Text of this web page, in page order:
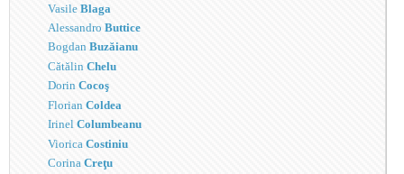
VasileBlaga
AlessandroButtice
BogdanBuzăianu
CătălinChelu
DorinCocoş
FlorianColdea
IrinelColumbeanu
VioricaCostiniu
CorinaCreţu